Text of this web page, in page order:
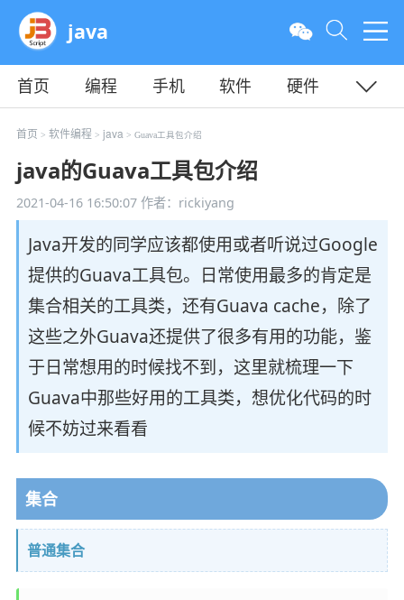
java
首页 编程 手机 软件
硬件
教程
平面 服务器
首页 > 软件编程 > java> Guava工具包介绍
java的Guava工具包介绍
2021-04-16 16:50:07作者：rickiyang
Java开发的同学应该都使用或者听说过Google
提供的Guava工具包。日常使用最多的肯定是
集合相关的工具类，还有Guava cache，除了
这些之外Guava还提供了很多有用的功能，鉴
于日常想用的时候找不到，这里就梳理一下
Guava中那些好用的工具类，想优化代码的时
候不妨过来看看
集合
普通集合